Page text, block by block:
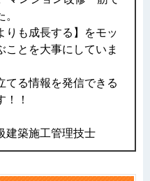
りも成長する】をモッ
ことを大事にしていま
てる情報を発信できる
！！
建築施工管理技士